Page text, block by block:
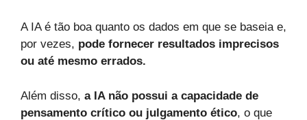
A IA é tão boa quanto os dados em que se baseia e,
por vezes, pode fornecer resultados imprecisos
ou até mesmo errados.
Além disso, a IA não possui a capacidade de
pensamento crítico ou julgamento ético, o que